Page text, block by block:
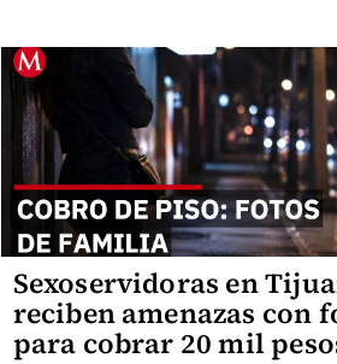
Sexoservidoras en
reciben amenazas con
para cobrar 20 mil